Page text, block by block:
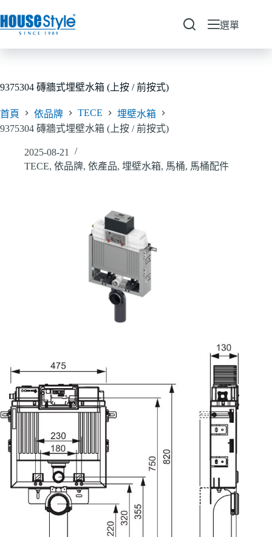
至
要
選單
9375304 磚牆式埋壁水箱 (上按 / 前按式)
首頁 依品牌 TECE
埋壁水箱
9375304 磚牆式埋壁水箱 (上按 / 前按式)
2025-08-21
TECE, 依品牌, 依產品, 埋壁水箱, 馬桶, 馬桶配件